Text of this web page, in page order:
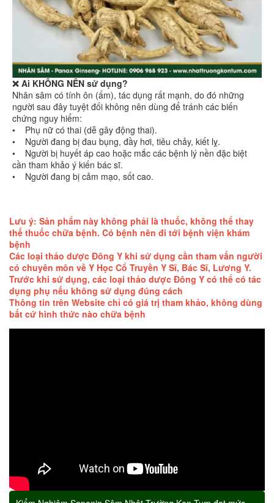
❌ Ai KHÔNG NÊN sử dụng?
Nhân sâm có tính ôn (ấm), tác dụng rất mạnh, do đó những
người sau đây tuyệt đối không nên dùng để tránh các biến
chứng nguy hiểm:
• Phụ nữ có thai (dễ gây động thai).
• Người đang bị đau bụng, đầy hơi, tiêu chảy, kiết lỵ.
• Người bị huyết áp cao hoặc mắc các bệnh lý nền đặc biệt
cần tham khảo ý kiến bác sĩ.
• Người đang bị cảm mạo, sốt cao.
Lưu ý: Sản phẩm này không phải là thuốc, không thể thay
thế thuốc chữa bệnh. Có bệnh nên đi tới bệnh viện khám
bệnh
Các loại thảo dược Đông Y khi sử dụng cần tham vấn người
có chuyên môn về Y Học Cổ Truyền Y Sĩ, Bác Sĩ, Lương Y.
Trước khi sử dụng, các loại thảo dược Đông Y có thể có tác
dụng phụ nếu không sử dụng đúng cách
Thông tin trên Website chỉ có giá trị tham khảo, không dùng
bất cứ hình thức nào chữa bệnh